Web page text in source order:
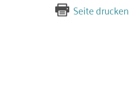
Seite drucken